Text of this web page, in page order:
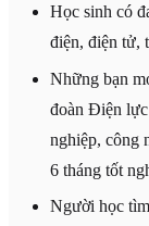
Học sinh có
điện, điện tử,
Những bạn
đoàn Điện
nghiệp, công
6 tháng tốt
Người học